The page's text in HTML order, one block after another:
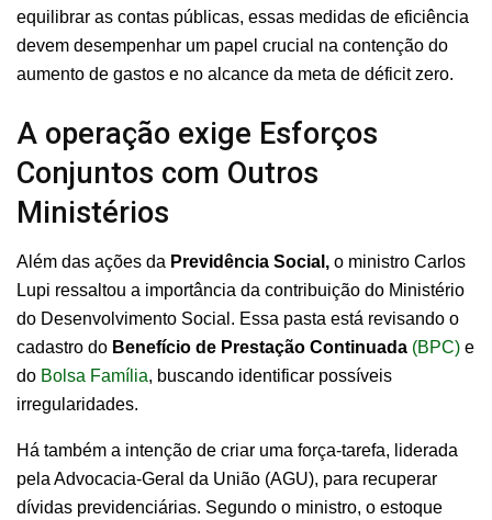
equilibrar as contas públicas, essas medidas de eficiência
devem desempenhar um papel crucial na contenção do
aumento de gastos e no alcance da meta de déficit zero.
A operação exige Esforços
Conjuntos com Outros
Ministérios
Além das ações da Previdência Social, o ministro Carlos
Lupi ressaltou a importância da contribuição do Ministério
do Desenvolvimento Social. Essa pasta está revisando o
cadastro do Benefício de Prestação Continuada (BPC) e
do Bolsa Família, buscando identificar possíveis
irregularidades.
Há também a intenção de criar uma força-tarefa, liderada
pela Advocacia-Geral da União (AGU), para recuperar
dívidas previdenciárias. Segundo o ministro, o estoque